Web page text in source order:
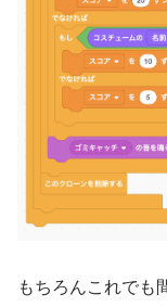
もちろんこれでも